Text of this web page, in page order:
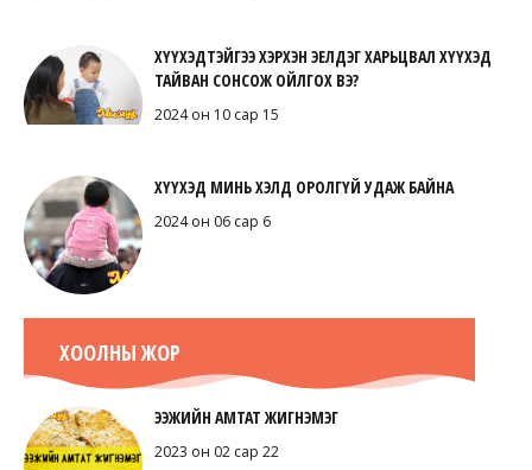
ХҮҮХЭДТЭЙГЭЭ ХЭРХЭН ЭЕЛДЭГ ХАРЬЦВАЛ ХҮҮХЭД
ТАЙВАН СОНСОЖ ОЙЛГОХ ВЭ?
2024 он 10 сар 15
ХҮҮХЭД МИНЬ ХЭЛД ОРОЛГҮЙ УДАЖ БАЙНА
2024 он 06 сар 6
ХООЛНЫ ЖОР
ЭЭЖИЙН АМТАТ ЖИГНЭМЭГ
2023 он 02 сар 22